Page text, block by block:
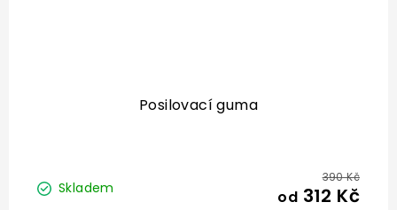
Posilovací guma
Skladem
390 Kč
od 312 Kč